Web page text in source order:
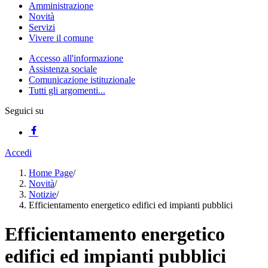
Amministrazione
Novità
Servizi
Vivere il comune
Accesso all'informazione
Assistenza sociale
Comunicazione istituzionale
Tutti gli argomenti...
Seguici su
Accedi
Home Page/
Novità/
Notizie/
Efficientamento energetico edifici ed impianti pubblici
Efficientamento energetico
edifici ed impianti pubblici